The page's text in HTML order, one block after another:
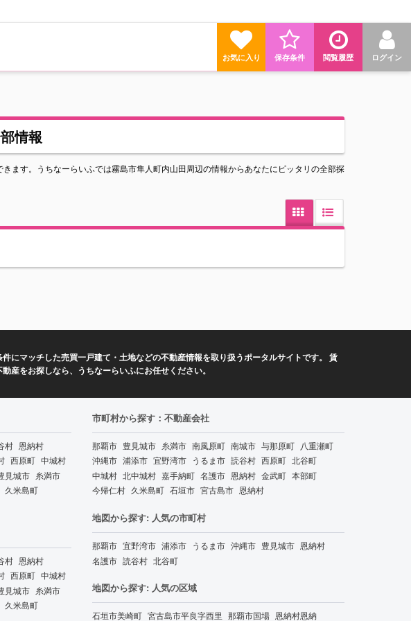
ログイン
閲覧履歴
保存条件
お気に入り
情報
ます。うちなーらいふでは霧島市隼人町内山田周辺の情報からあなたにピッタリの全部探
にマッチした売買一戸建て・土地などの不動産情報を取り扱うポータルサイトです。 賃
産をお探しなら、うちなーらいふにお任せください。
村 恩納村
西原町 中城村
見城市 糸満市
久米島町
村 恩納村
西原町 中城村
見城市 糸満市
久米島町
市町村から探す：不動産会社
那覇市 豊見城市 糸満市 南風原町 南城市 与那原町 八重瀬町
沖縄市 浦添市 宜野湾市 うるま市 読谷村 西原町 北谷町
中城村 北中城村 嘉手納町 名護市 恩納村 金武町 本部町
今帰仁村 久米島町 石垣市 宮古島市 恩納村
地図から探す: 人気の市町村
那覇市 宜野湾市 浦添市 うるま市 沖縄市 豊見城市 恩納村
名護市 読谷村 北谷町
地図から探す: 人気の区域
石垣市美崎町 宮古島市平良字西里 那覇市国場 恩納村恩納